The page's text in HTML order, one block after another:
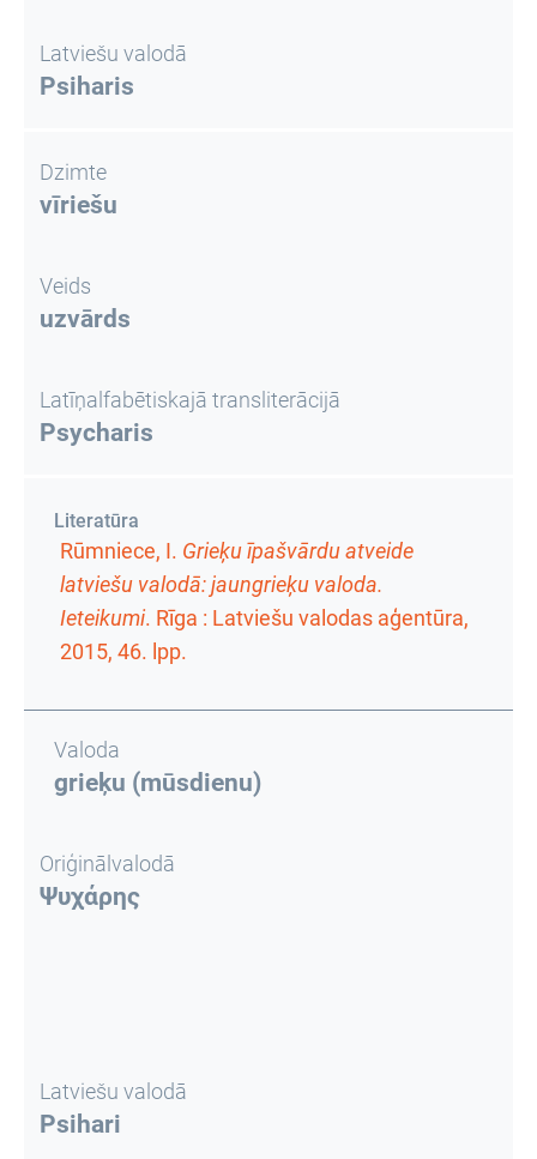
Latviešu valodā
Psiharis
Dzimte
vīriešu
Veids
uzvārds
Latīņalfabētiskajā transliterācijā
Psycharis
Literatūra
Rūmniece, I. Grieķu īpašvārdu atveide
latviešu valodā: jaungrieķu valoda.
Ieteikumi. Rīga : Latviešu valodas aģentūra,
2015, 46. lpp.
Valoda
grieķu (mūsdienu)
Oriģinālvalodā
Ψυχάρης
Latviešu valodā
Psihari